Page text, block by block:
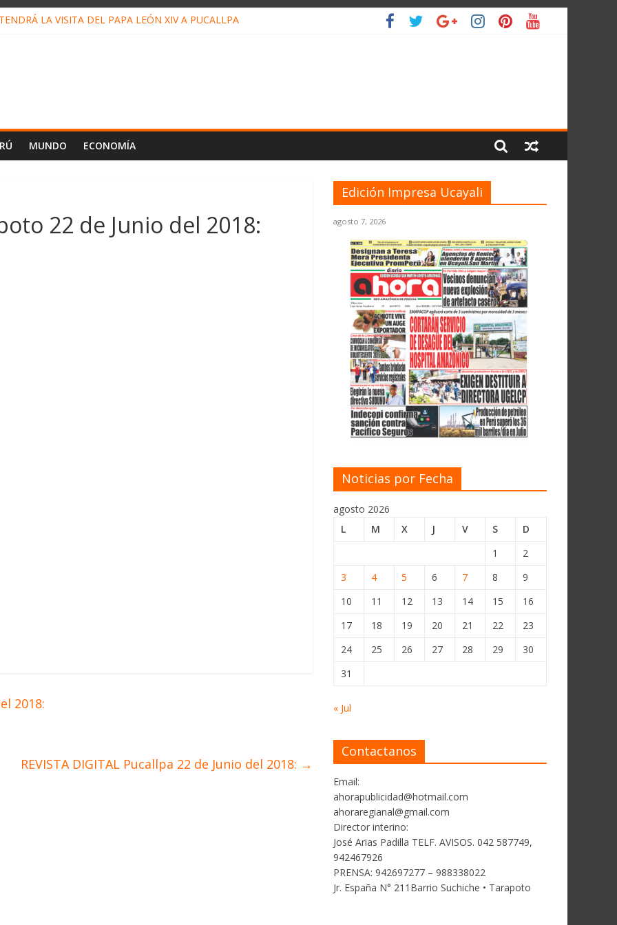
LA VISITA DEL PAPA LEÓN XIV A PUCALLPA
MUNDO ECONOMÍA
22 de Junio del 2018:
2018:
REVISTA DIGITAL Pucallpa 22 de Junio del 2018: →
Edición Impresa Ucayali
agosto 7, 2026
Noticias por Fecha
agosto 2026
L
M X J V S
D
1
2
3
4 5 6 7 8
9
10
11 12 13 14 15
16
17
18 19 20 21 22
23
24
25 26 27 28 29
30
31
« Jul
Contactanos
Email:
ahorapublicidad@hotmail.com
ahoraregianal@gmail.com
Director interino:
José Arias Padilla TELF. AVISOS. 042 587749,
942467926
PRENSA: 942697277 – 988338022
Jr. España N° 211Barrio Suchiche • Tarapoto